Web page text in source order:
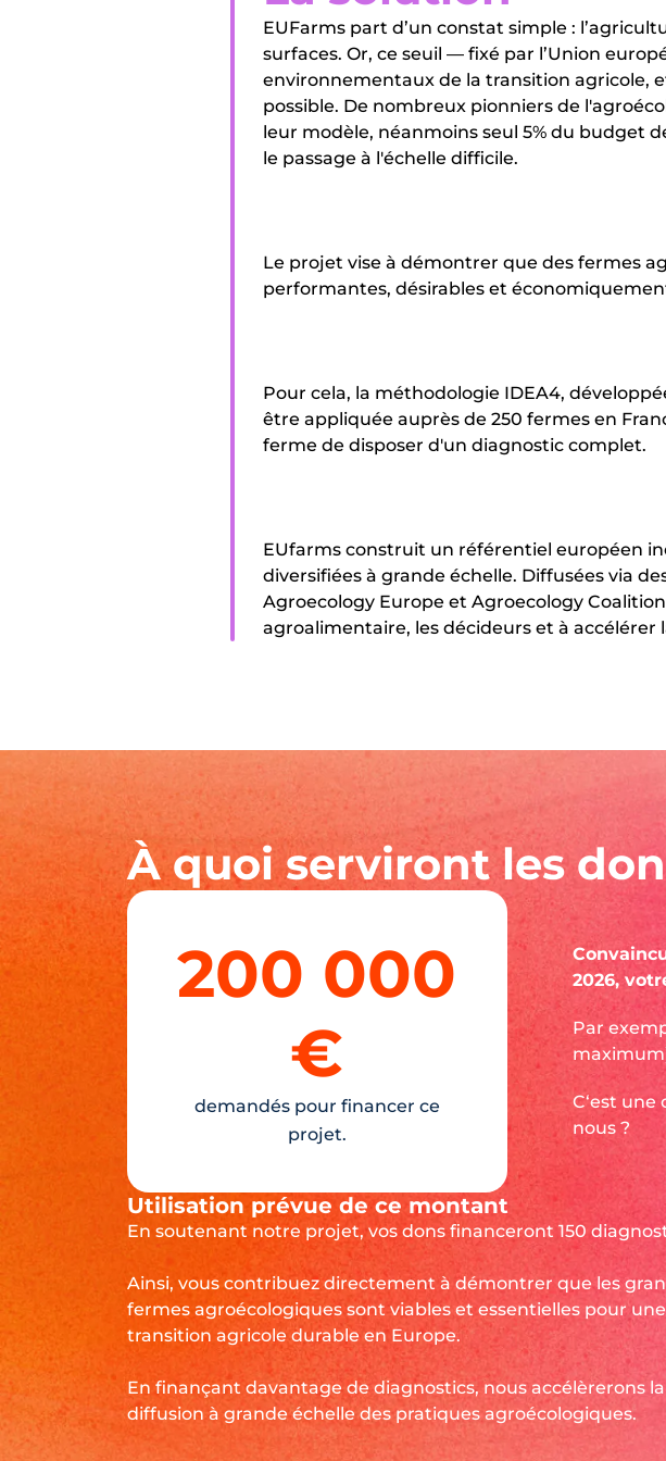
EUFarms part d’un constat simple :
surfaces. Or, ce seuil — fixé par l’Union
environnementaux de la transition agricole,
possible. De nombreux pionniers de
leur modèle, néanmoins seul 5% du budget
le passage à l'échelle difficile.
Le projet vise à démontrer que des fermes
performantes, désirables et
Pour cela, la méthodologie IDEA4,
être appliquée auprès de 250 fermes en
ferme de disposer d'un diagnostic complet.
EUfarms construit un référentiel européen
diversifiées à grande échelle. Diffusées via
Agroecology Europe et Agroecology
agroalimentaire, les décideurs et à accélérer
À quoi serviront les
200 000
€
demandés pour financer ce
projet.
2026,
Par
C‘est
nous ?
Utilisation prévue de ce montant
En soutenant notre projet, vos dons financeront 150
Ainsi, vous contribuez directement à démontrer que les
fermes agroécologiques sont viables et essentielles pour une
transition agricole durable en Europe.
En finançant davantage de diagnostics, nous accélèrerons la
diffusion à grande échelle des pratiques agroécologiques.